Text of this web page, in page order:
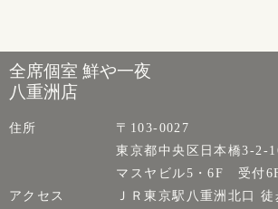
全席個室 鮮や一夜
八重洲店
住所
〒103-0027
東京都中央区日本橋3-2-
マスヤビル5・6F 受付
アクセス
ＪＲ東京駅八重洲北口 徒